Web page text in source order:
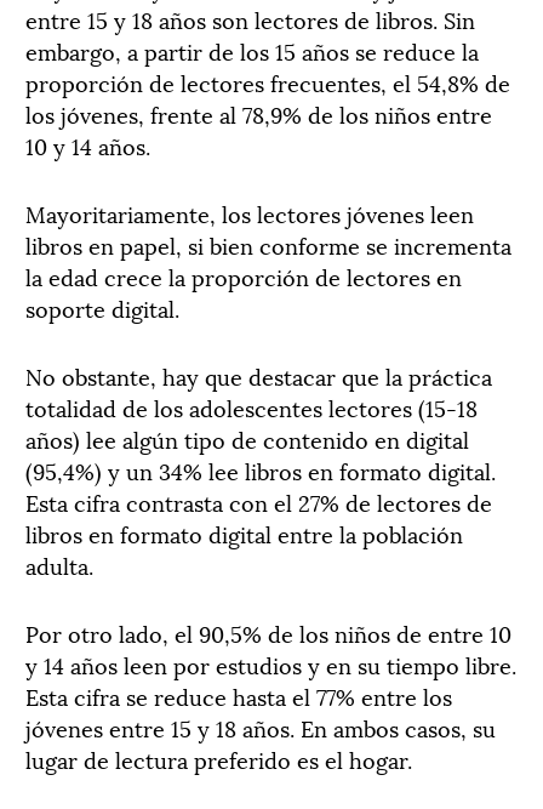
entre 15 y 18 años son lectores de libros. Sin
embargo, a partir de los 15 años se reduce la
proporción de lectores frecuentes, el 54,8% de
los jóvenes, frente al 78,9% de los niños entre
10 y 14 años.
Mayoritariamente, los lectores jóvenes leen
libros en papel, si bien conforme se incrementa
la edad crece la proporción de lectores en
soporte digital.
No obstante, hay que destacar que la práctica
totalidad de los adolescentes lectores (15-18
años) lee algún tipo de contenido en digital
(95,4%) y un 34% lee libros en formato digital.
Esta cifra contrasta con el 27% de lectores de
libros en formato digital entre la población
adulta.
Por otro lado, el 90,5% de los niños de entre 10
y 14 años leen por estudios y en su tiempo libre.
Esta cifra se reduce hasta el 77% entre los
jóvenes entre 15 y 18 años. En ambos casos, su
lugar de lectura preferido es el hogar.